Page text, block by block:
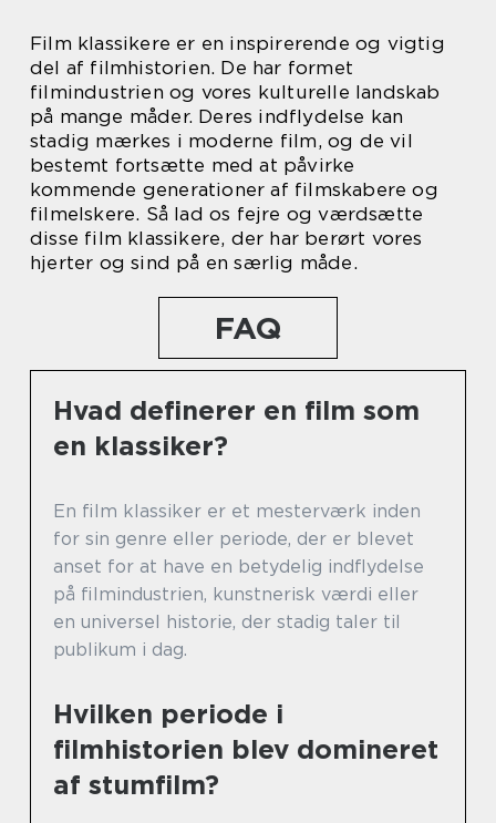
Film klassikere er en inspirerende og vigtig
del af filmhistorien. De har formet
filmindustrien og vores kulturelle landskab
på mange måder. Deres indflydelse kan
stadig mærkes i moderne film, og de vil
bestemt fortsætte med at påvirke
kommende generationer af filmskabere og
filmelskere. Så lad os fejre og værdsætte
disse film klassikere, der har berørt vores
hjerter og sind på en særlig måde.
FAQ
Hvad definerer en film som
en klassiker?
En film klassiker er et mesterværk inden
for sin genre eller periode, der er blevet
anset for at have en betydelig indflydelse
på filmindustrien, kunstnerisk værdi eller
en universel historie, der stadig taler til
publikum i dag.
Hvilken periode i
filmhistorien blev domineret
af stumfilm?